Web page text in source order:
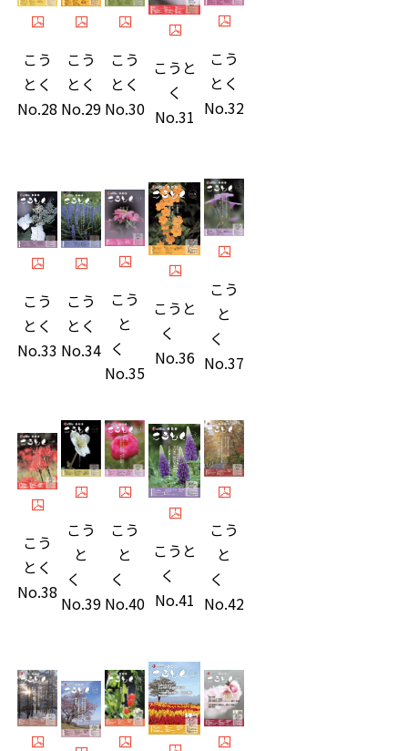
こう
とく
No.28
こう
とく
No.29
こう
とく
No.30
こうと
く
No.31
こう
とく
No.32
こう
とく
No.33
こう
とく
No.34
こう
と
く
No.35
こうと
く
No.36
こう
と
く
No.37
こう
とく
No.38
こう
と
く
No.39
こう
と
く
No.40
こうと
く
No.41
こう
と
く
No.42